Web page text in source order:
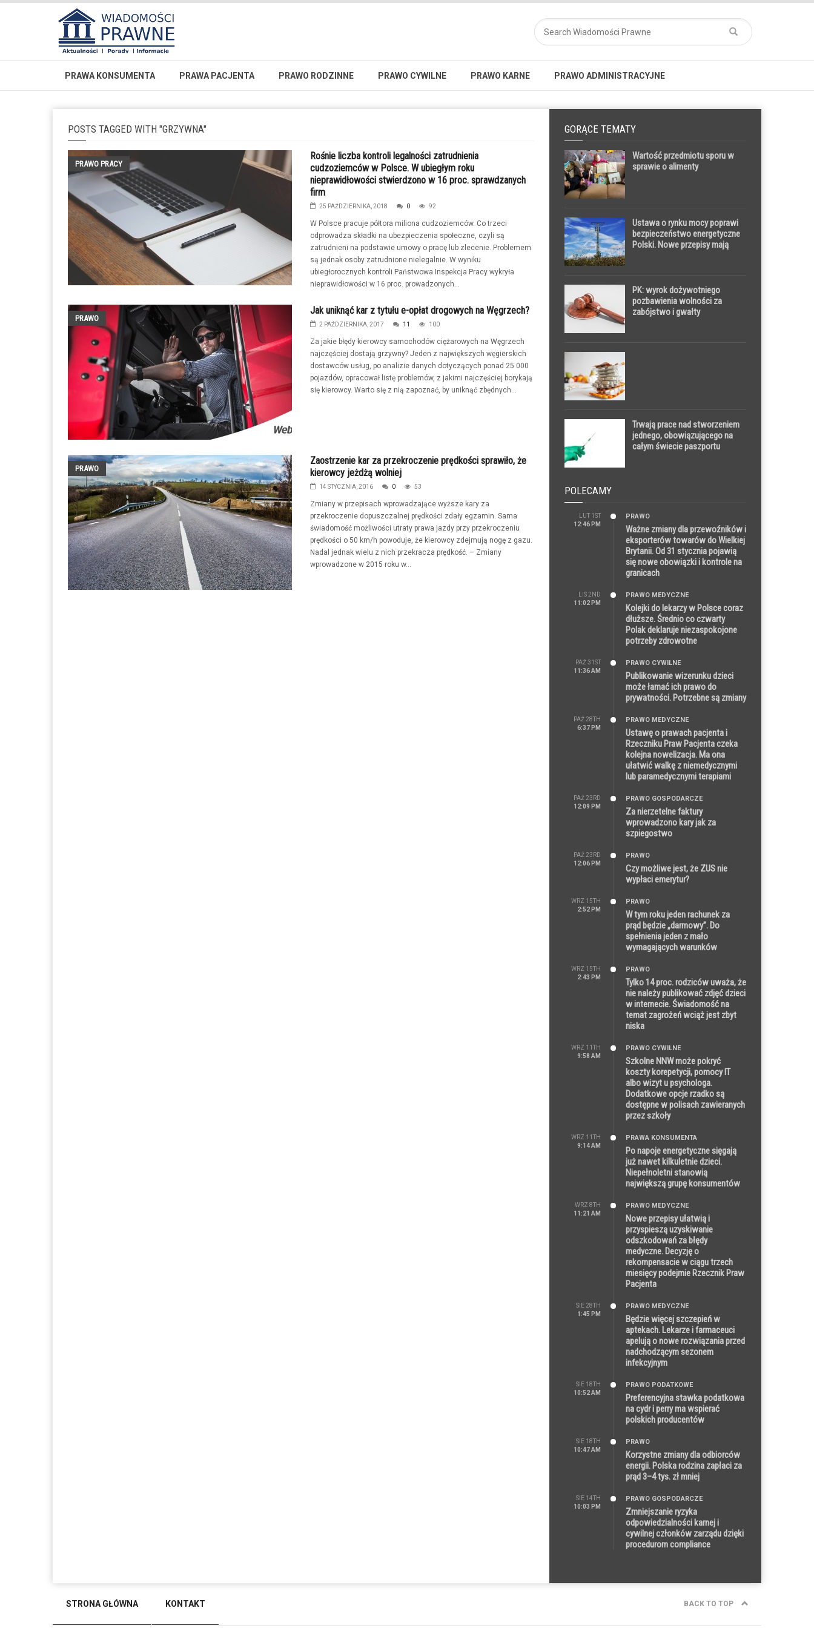
PRAWA KONSUMENTA PRAWA PACJENTA PRAWO RODZINNE PRAWO CYWILNE PRAWO KARNE PRAWO ADMINISTRACYJNE
POSTS TAGGED WITH "GRZYWNA"
PRAWO PRACY
Rośnie liczba kontroli legalności zatrudnienia
cudzoziemców w Polsce. W ubiegłym roku
nieprawidłowości stwierdzono w 16 proc. sprawdzanych
firm
25 PAŹDZIERNIKA, 2018 0 92
W Polsce pracuje półtora miliona cudzoziemców. Co trzeci
odprowadza składki na ubezpieczenia społeczne, czyli są
zatrudnieni na podstawie umowy o pracę lub zlecenie. Problemem
są jednak osoby zatrudnione nielegalnie. W wyniku
ubiegłorocznych kontroli Państwowa Inspekcja Pracy wykryła
nieprawidłowości w 16 proc. prowadzonych...
PRAWO
Jak uniknąć kar z tytułu e-opłat drogowych na Węgrzech?
2 PAŹDZIERNIKA, 2017 11 100
Za jakie błędy kierowcy samochodów ciężarowych na Węgrzech
najczęściej dostają grzywny? Jeden z największych węgierskich
dostawców usług, po analizie danych dotyczących ponad 25 000
pojazdów, opracował listę problemów, z jakimi najczęściej borykają
się kierowcy. Warto się z nią zapoznać, by uniknąć zbędnych...
PRAWO
Zaostrzenie kar za przekroczenie prędkości sprawiło, że
kierowcy jeżdżą wolniej
14 STYCZNIA, 2016 0 53
Zmiany w przepisach wprowadzające wyższe kary za
przekroczenie dopuszczalnej prędkości zdały egzamin. Sama
świadomość możliwości utraty prawa jazdy przy przekroczeniu
prędkości o 50 km/h powoduje, że kierowcy zdejmują nogę z gazu.
Nadal jednak wielu z nich przekracza prędkość. – Zmiany
wprowadzone w 2015 roku w...
GORĄCE TEMATY
Wartość przedmiotu sporu w
sprawie o alimenty
Ustawa o rynku mocy poprawi
bezpieczeństwo energetyczne
Polski. Nowe przepisy mają
PK: wyrok dożywotniego
pozbawienia wolności za
zabójstwo i gwałty
Trwają prace nad stworzeniem
jednego, obowiązującego na
całym świecie paszportu
POLECAMY
LUT 1ST
12:46 PM
PRAWO
Ważne zmiany dla przewoźników i
eksporterów towarów do Wielkiej
Brytanii. Od 31 stycznia pojawią
się nowe obowiązki i kontrole na
granicach
LIS 2ND
11:02 PM
PRAWO MEDYCZNE
Kolejki do lekarzy w Polsce coraz
dłuższe. Średnio co czwarty
Polak deklaruje niezaspokojone
potrzeby zdrowotne
PAŹ 31ST
11:36 AM
PRAWO CYWILNE
Publikowanie wizerunku dzieci
może łamać ich prawo do
prywatności. Potrzebne są zmiany
PAŹ 28TH
6:37 PM
PRAWO MEDYCZNE
Ustawę o prawach pacjenta i
Rzeczniku Praw Pacjenta czeka
kolejna nowelizacja. Ma ona
ułatwić walkę z niemedycznymi
lub paramedycznymi terapiami
PAŹ 23RD
12:09 PM
PRAWO GOSPODARCZE
Za nierzetelne faktury
wprowadzono kary jak za
szpiegostwo
PAŹ 23RD
12:06 PM
PRAWO
Czy możliwe jest, że ZUS nie
wypłaci emerytur?
WRZ 15TH
2:52 PM
PRAWO
W tym roku jeden rachunek za
prąd będzie „darmowy”. Do
spełnienia jeden z mało
wymagających warunków
WRZ 15TH
2:43 PM
PRAWO
Tylko 14 proc. rodziców uważa, że
nie należy publikować zdjęć dzieci
w internecie. Świadomość na
temat zagrożeń wciąż jest zbyt
niska
WRZ 11TH
9:58 AM
PRAWO CYWILNE
Szkolne NNW może pokryć
koszty korepetycji, pomocy IT
albo wizyt u psychologa.
Dodatkowe opcje rzadko są
dostępne w polisach zawieranych
przez szkoły
WRZ 11TH
9:14 AM
PRAWA KONSUMENTA
Po napoje energetyczne sięgają
już nawet kilkuletnie dzieci.
Niepełnoletni stanowią
największą grupę konsumentów
WRZ 8TH
11:21 AM
PRAWO MEDYCZNE
Nowe przepisy ułatwią i
przyspieszą uzyskiwanie
odszkodowań za błędy
medyczne. Decyzję o
rekompensacie w ciągu trzech
miesięcy podejmie Rzecznik Praw
Pacjenta
SIE 28TH
1:45 PM
PRAWO MEDYCZNE
Będzie więcej szczepień w
aptekach. Lekarze i farmaceuci
apelują o nowe rozwiązania przed
nadchodzącym sezonem
infekcyjnym
SIE 18TH
10:52 AM
PRAWO PODATKOWE
Preferencyjna stawka podatkowa
na cydr i perry ma wspierać
polskich producentów
SIE 18TH
10:47 AM
PRAWO
Korzystne zmiany dla odbiorców
energii. Polska rodzina zapłaci za
prąd 3–4 tys. zł mniej
SIE 14TH
10:03 PM
PRAWO GOSPODARCZE
Zmniejszanie ryzyka
odpowiedzialności karnej i
cywilnej członków zarządu dzięki
procedurom compliance
STRONA GŁÓWNA KONTAKT BACK TO TOP